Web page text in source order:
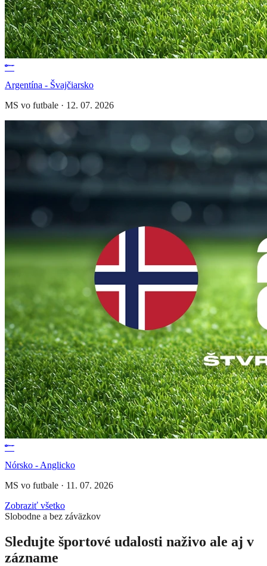
Argentína - Švajčiarsko
MS vo futbale · 12. 07. 2026
Nórsko - Anglicko
MS vo futbale · 11. 07. 2026
Zobraziť všetko
Slobodne a bez záväzkov
Sledujte športové udalosti naživo ale aj v
zázname